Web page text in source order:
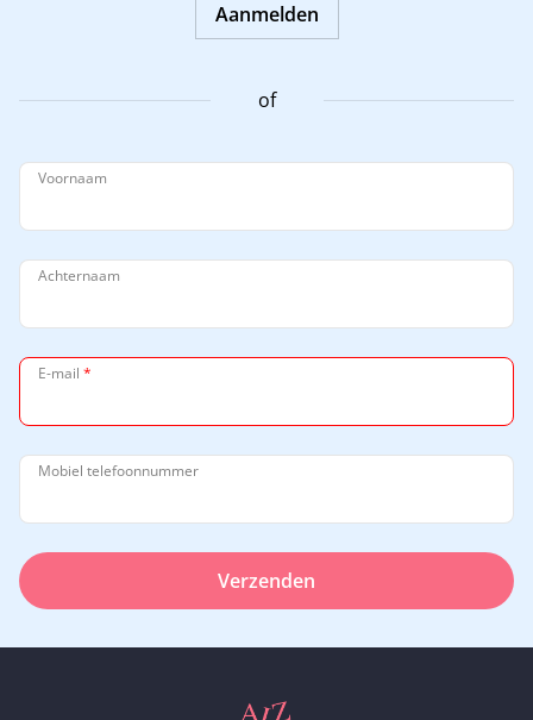
Aanmelden
of
Voornaam
Achternaam
E-mail *
Mobiel telefoonnummer
Verzenden